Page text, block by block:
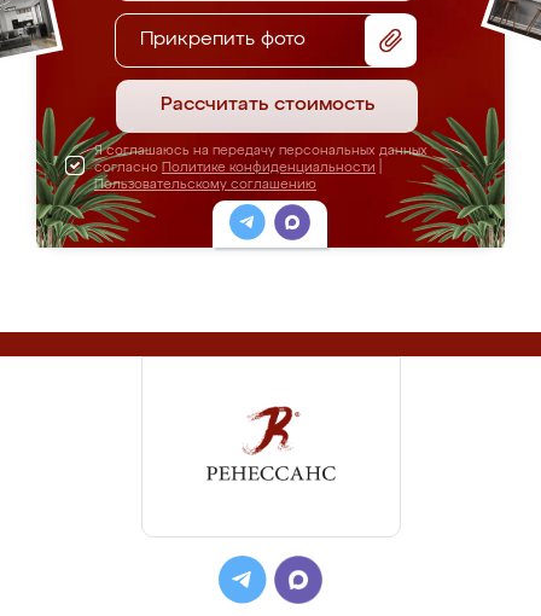
Прикрепить фото
Рассчитать стоимость
Я соглашаюсь на передачу персональных данных
согласно Политике конфиденциальности
Пользовательскому соглашению